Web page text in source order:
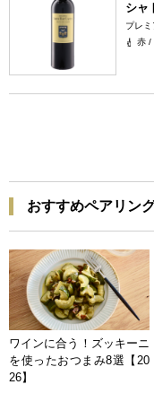
シャ
プレミ
赤 /
おすすめペアリン
ワインに合う！ズッキーニ
を使ったおつまみ8選【20
26】